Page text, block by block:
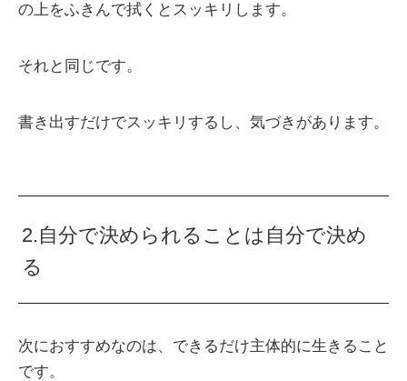
の上をふきんで拭くとスッキリします。
それと同じです。
書き出すだけでスッキリするし、気づきがあります。
2.自分で決められることは自分で決め
る
次におすすめなのは、できるだけ主体的に生きること
です。